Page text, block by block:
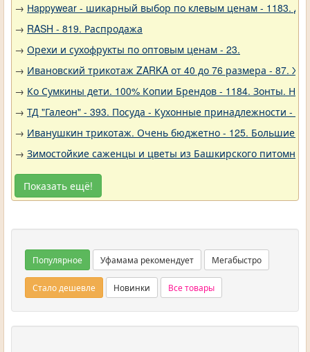
→ Нappywear - шикарный выбор по клевым ценам - 1183.
→ RASH - 819. Распродажа
→ Орехи и сухофрукты по оптовым ценам - 23.
→ Ивановский трикотаж ZARKA от 40 до 76 размера - 87.
→ Ко Сумкины дети. 100% Копии Брендов - 1184. Зонты.
→ ТД "Галеон" - 393. Посуда - Кухонные принадлежности -
→ Иванушкин трикотаж. Очень бюджетно - 125. Большие
→ Зимостойкие саженцы и цветы из Башкирского
Показать ещё!
Популярное Уфамама рекомендует Мегабыстро
Стало дешевле Новинки Все товары